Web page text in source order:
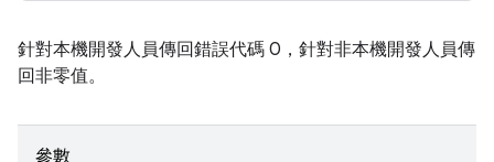
針對本機開發人員傳回錯誤代碼 0，針對非本機開發人員傳
回非零值。
參數